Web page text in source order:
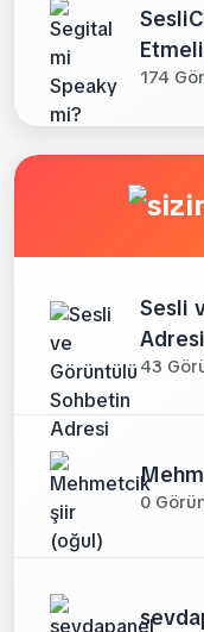
174
Sesli
Adresi
43
0